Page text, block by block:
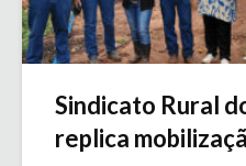
Sindicato Rural
replica